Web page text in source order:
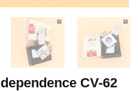
CV-62